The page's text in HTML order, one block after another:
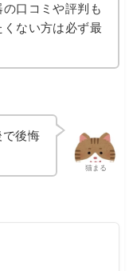
口コミや評判も
ない方は必ず最
猫まる
後悔